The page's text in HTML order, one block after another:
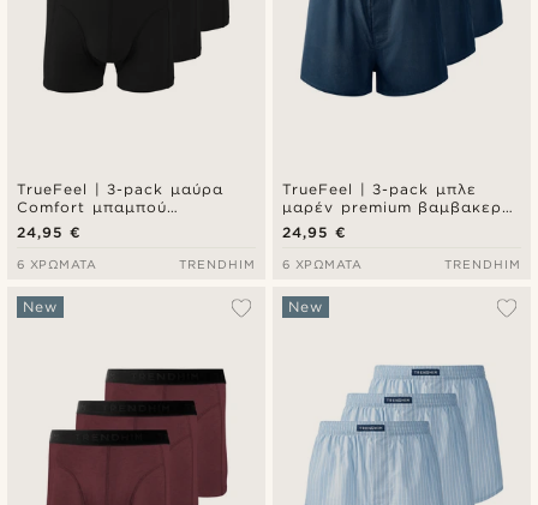
TrueFeel | 3-pack μαύρα
Comfort μπαμπού
μποξεράκια τύπου brief
24,95 €
6 ΧΡΏΜΑΤΑ TRENDHIM
TrueFeel | 3-pack μπλε
μαρέν premium βαμβακερά
μποξεράκια με άνετη
εφαρμογή
24,95 €
6 ΧΡΏΜΑΤΑ TRENDHIM
New New